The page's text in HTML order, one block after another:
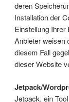
deren
Installation der
Einstellung
Anbieter weisen
diesem Fall
dieser Website
Jetpack/
Jetpack, ein